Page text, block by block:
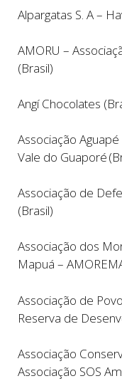
Alpargatas S. A –
AMORU –
(Brasil)
Angí Chocolates
Associação
Vale do Guaporé
Associação de
(Brasil)
Associação dos
Mapuá –
Associação de
Reserva de
Associação
Associação SOS